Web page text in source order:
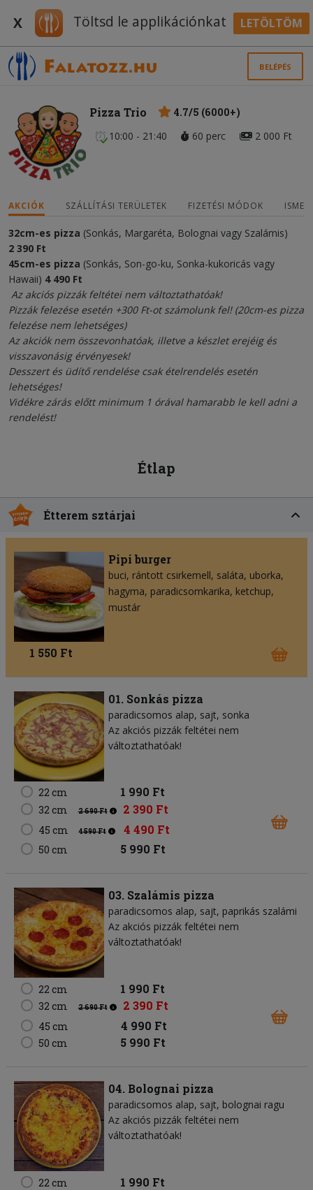
X Töltsd le applikációnkat LETÖLTÖM
BELÉPÉS
Pizza Trio
4.7/5 (6000+)
10:00 - 21:40
60 perc 2 000 Ft
AKCIÓK SZÁLLÍTÁSI TERÜLETEK FIZETÉSI MÓDOK
32cm-es pizza (Sonkás, Margaréta, Bolognai vagy Szalámis)
2 390 Ft
45cm-es pizza (Sonkás, Son-go-ku, Sonka-kukoricás vagy
Hawaii) 4490 Ft
Az akciós pizzák feltétei nem változtathatóak!
Pizzák felezése esetén +300 Ft-ot számolunk fel! (20cm-es pizza
felezése nem lehetséges)
Az akciók nem összevonhatóak, illetve a készlet erejéig és
visszavonásig érvényesek!
Desszert és üdítő rendelése csak ételrendelés esetén
lehetséges!
Vidékre zárás előtt minimum 1 órával hamarabb le kell adni a
rendelést!
Étlap
Étterem sztárjai
Pipi burger
buci rántott csirkemell saláta uborka
hagyma paradicsomkarika ketchup
mustár
1 550 Ft
01. Sonkás pizza
paradicsomos alap sajt sonka
Az akciós pizzák feltétei nem
változtathatóak!
22 cm 1 990 Ft
32 cm 2 690 Ft 2 390 Ft
45 cm 4 590 Ft 4 490 Ft
50 cm 5 990 Ft
03. Szalámis pizza
paradicsomos alap sajt paprikás szalámi
Az akciós pizzák feltétei nem
változtathatóak!
22 cm 1 990 Ft
32 cm 2 690 Ft 2 390 Ft
45 cm 4 990 Ft
50 cm 5 990 Ft
04. Bolognai pizza
paradicsomos alap sajt bolognai ragu
Az akciós pizzák feltétei nem
változtathatóak!
22 cm 1 990 Ft